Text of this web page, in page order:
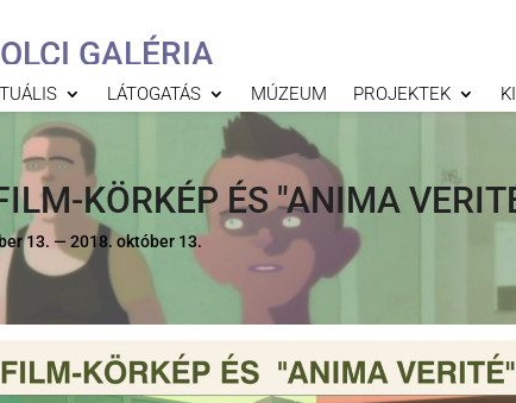
GALÉRIA
LÁTOGATÁS MÚZEUM PROJEKTEK
KÖRKÉP ÉS "ANIMA
13. — 2018. október 13.